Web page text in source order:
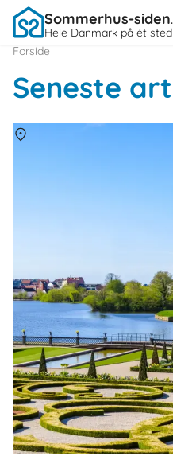
Sommerhus-siden
Hele Danmark på ét sted
Forside
Seneste